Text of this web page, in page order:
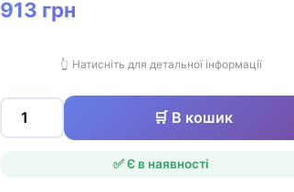
913 грн
👆 Натисніть для детальної інформації
🛒 В кошик
✅ Є в наявності